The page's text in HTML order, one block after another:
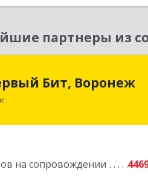
партнеры из
Бит, Воронеж
на сопровождении
Бит, Воронеж
Воронежская обл, Воронеж г,